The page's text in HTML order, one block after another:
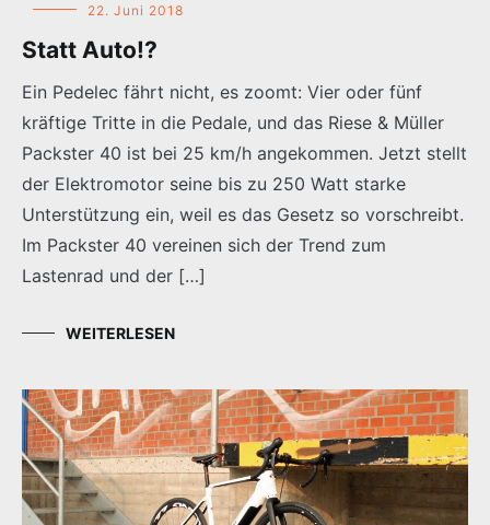
22. Juni 2018
Statt Auto!?
Ein Pedelec fährt nicht, es zoomt: Vier oder fünf
kräftige Tritte in die Pedale, und das Riese & Müller
Packster 40 ist bei 25 km/h angekommen. Jetzt stellt
der Elektromotor seine bis zu 250 Watt starke
Unterstützung ein, weil es das Gesetz so vorschreibt.
Im Packster 40 vereinen sich der Trend zum
Lastenrad und der […]
WEITERLESEN